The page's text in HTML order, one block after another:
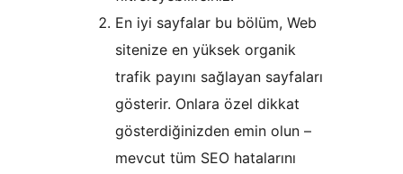
En iyi sayfalar bu bölüm, Web
sitenize en yüksek organik
trafik payını sağlayan sayfaları
gösterir. Onlara özel dikkat
gösterdiğinizden emin olun –
mevcut tüm SEO hatalarını